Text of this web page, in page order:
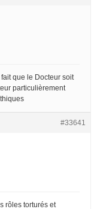
que le Docteur soit
particulièrement
#33641
rôles torturés et